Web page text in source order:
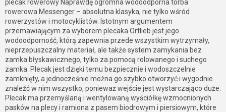
plecak rowerowy Naprawdę ogromna wodoodporna torba
rowerowa Messenger – absolutna klasyka, nie tylko wśród
rowerzystów i motocyklistów. Istotnym argumentem
przemawiającym za wyborem plecaka Ortlieb jest jego
wodoodporność, którą zapewnia przede wszystkim wytrzymały,
nieprzepuszczalny materiał, ale także system zamykania bez
zamka błyskawicznego, tylko za pomocą rolowanego i suchego
zamka. Plecak jest dzięki temu bezpiecznie i wodoszczelnie
zamknięty, a jednocześnie można go szybko otworzyć i wygodnie
znaleźć w nim wszystko, ponieważ wejście jest wystarczająco duże.
Plecak ma przemyślaną i wentylowaną wyściółkę wzmocnionych
pasków na plecy i ramiona z pasem biodrowym i piersiowym, które